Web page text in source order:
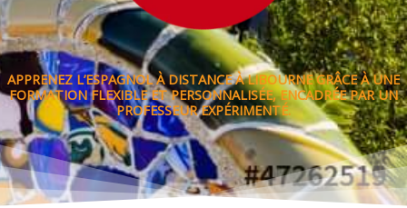
APPRENEZ L’ESPAGNOL À DISTANCE À LIBOURNE GRÂCE À UNE
FORMATION FLEXIBLE ET PERSONNALISÉE, ENCADRÉE PAR UN
PROFESSEUR EXPÉRIMENTÉ.